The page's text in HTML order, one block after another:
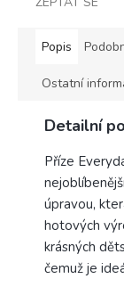
Popis
Ostatní
Detailní
Příze
úpravou,
hotových
krásných
čemuž je